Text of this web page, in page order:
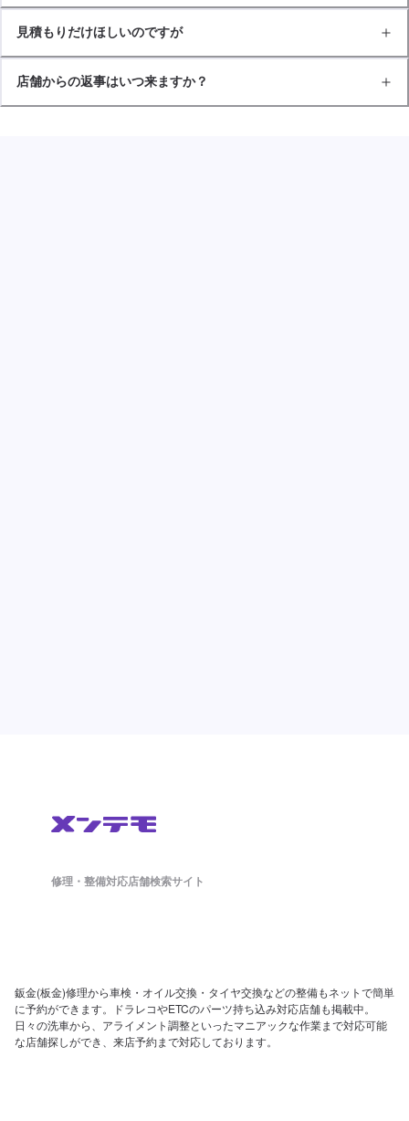
見積もりだけほしいのですが
店舗からの返事はいつ来ますか？
修理・整備対応店舗検索サイト
鈑金(板金)修理から車検・オイル交換・タイヤ交換などの整備もネットで簡単
に予約ができます。ドラレコやETCのパーツ持ち込み対応店舗も掲載中。
日々の洗車から、アライメント調整といったマニアックな作業まで対応可能
な店舗探しができ、来店予約まで対応しております。